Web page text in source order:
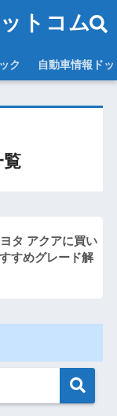
トコム
ク 自動車情報ド
覧
タ アクアに買い
すめグレード解